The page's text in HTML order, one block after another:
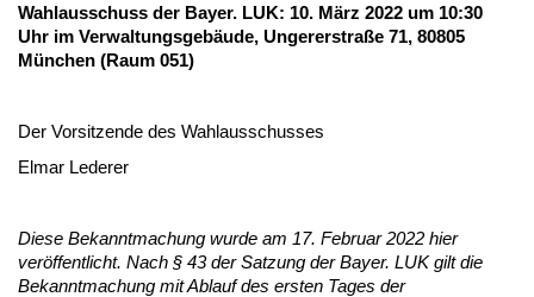
Wahlausschuss der Bayer. LUK: 10. März 2022 um 10:30
Uhr im Verwaltungsgebäude, Ungererstraße 71, 80805
München (Raum 051)
Der Vorsitzende des Wahlausschusses
Elmar Lederer
Diese Bekanntmachung wurde am 17. Februar 2022 hier
veröffentlicht. Nach § 43 der Satzung der Bayer. LUK gilt die
Bekanntmachung mit Ablauf des ersten Tages der